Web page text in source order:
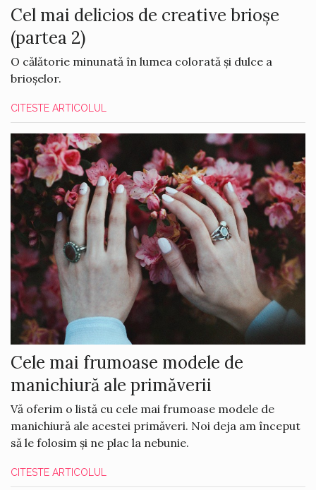
Cel mai delicios de creative brioșe
(partea 2)
O călătorie minunată în lumea colorată și dulce a
brioșelor.
CITESTE ARTICOLUL
Cele mai frumoase modele de
manichiură ale primăverii
Vă oferim o listă cu cele mai frumoase modele de
manichiură ale acestei primăveri. Noi deja am început
să le folosim și ne plac la nebunie.
CITESTE ARTICOLUL